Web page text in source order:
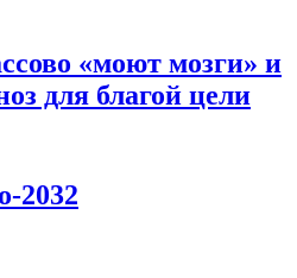
«моют мозги» и
для благой цели
2032